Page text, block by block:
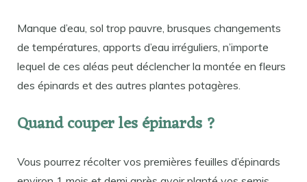
Manque d’eau, sol trop pauvre, brusques changements
de températures, apports d’eau irréguliers, n’importe
lequel de ces aléas peut déclencher la montée en fleurs
des épinards et des autres plantes potagères.
Quand couper les épinards ?
Vous pourrez récolter vos premières feuilles d’épinards